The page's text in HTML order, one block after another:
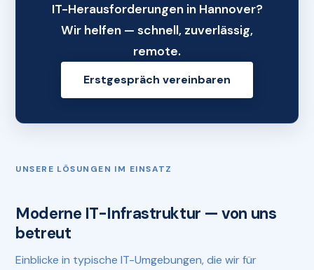
IT-Herausforderungen in Hannover?
Wir helfen — schnell, zuverlässig,
remote.
Erstgespräch vereinbaren
UNSERE LÖSUNGEN IM EINSATZ
Moderne IT-Infrastruktur — von uns
betreut
Einblicke in typische IT-Umgebungen, die wir für